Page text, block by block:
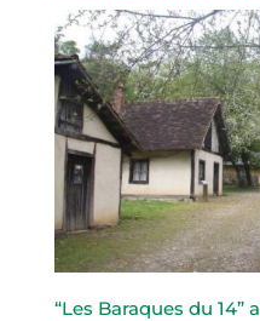
“Les Baraques du 14”